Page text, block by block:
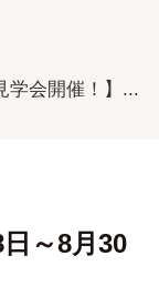
学会開催！】...
日～8月30